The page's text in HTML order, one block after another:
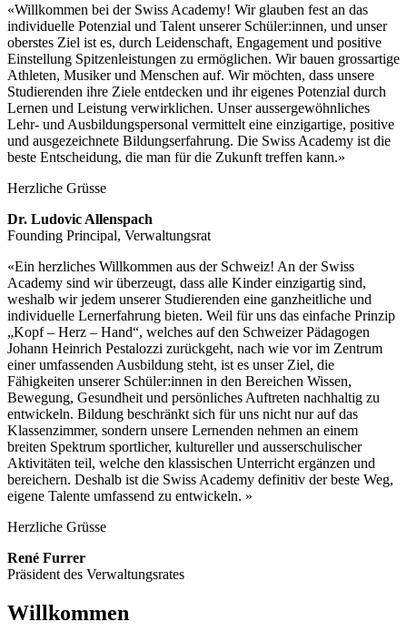
«Willkommen bei der Swiss Academy! Wir glauben fest an das
individuelle Potenzial und Talent un­serer Schüler:innen, und unser
oberstes Ziel ist es, durch Leiden­schaft, Engagement und positive
Ein­stellung Spitzenl­eistungen zu ermög­lichen. Wir bauen grossartige
Athleten, Musiker und Men­schen auf. Wir möch­ten, dass unsere
Studie­­renden ihre Ziele ent­decken und ihr eigenes Potenzial durch
Lernen und Leistung verwirk­lichen. Unser ausser­­gewöhn­liches
Lehr- und Aus­bil­dungs­personal vermittelt eine einzigartige, positive
und aus­gezeich­­nete Bildungs­erfahrung. Die Swiss Academy ist die
beste Ent­schei­dung, die man für die Zukunft tref­fen kann.»
Herzliche Grüsse
Dr. Ludovic Allenspach
Founding Principal, Verwaltungsrat
«Ein herzliches Willkommen aus der Schweiz! An der Swiss
Academy sind wir überzeugt, dass alle Kinder einzigartig sind,
weshalb wir jedem unserer Studierenden eine ganzheitliche und
individuelle Lernerfahrung bieten. Weil für uns das einfache Prinzip
„Kopf – Herz – Hand“, welches auf den Schweizer Pädagogen
Johann Heinrich Pestalozzi zurückgeht, nach wie vor im Zentrum
einer umfassenden Ausbildung steht, ist es unser Ziel, die
Fähigkeiten unserer Schüler:innen in den Bereichen Wissen,
Bewegung, Gesundheit und persönliches Auftreten nachhaltig zu
entwickeln. Bildung beschränkt sich für uns nicht nur auf das
Klassenzimmer, sondern unsere Lernenden nehmen an einem
breiten Spektrum sportlicher, kultureller und ausserschulischer
Aktivitäten teil, welche den klassischen Unterricht ergänzen und
bereichern. Deshalb ist die Swiss Academy definitiv der beste Weg,
eigene Talente umfassend zu entwickeln. »
Herzliche Grüsse
René Furrer
Präsident des Verwaltungsrates
Willkommen